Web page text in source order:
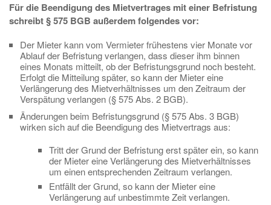
Für die Beendigung des Mietvertrages mit einer Befristung
schreibt § 575 BGB außerdem folgendes vor:
Der Mieter kann vom Vermieter frühestens vier Monate vor
Ablauf der Befristung verlangen, dass dieser ihm binnen
eines Monats mitteilt, ob der Befristungsgrund noch besteht.
Erfolgt die Mitteilung später, so kann der Mieter eine
Verlängerung des Mietverhältnisses um den Zeitraum der
Verspätung verlangen (§ 575 Abs. 2 BGB).
Änderungen beim Befristungsgrund (§ 575 Abs. 3 BGB)
wirken sich auf die Beendigung des Mietvertrags aus:
Tritt der Grund der Befristung erst später ein, so kann
der Mieter eine Verlängerung des Mietverhältnisses
um einen entsprechenden Zeitraum verlangen.
Entfällt der Grund, so kann der Mieter eine
Verlängerung auf unbestimmte Zeit verlangen.